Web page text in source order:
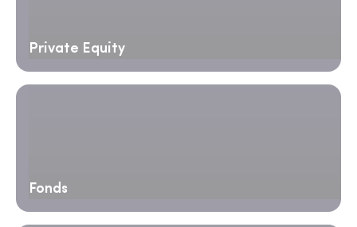
Private Equity
Fonds